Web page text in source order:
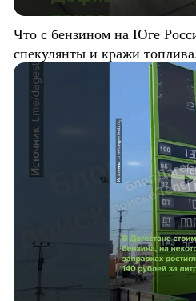
Что с бензином на Юге
спекулянты и кражи топлива.